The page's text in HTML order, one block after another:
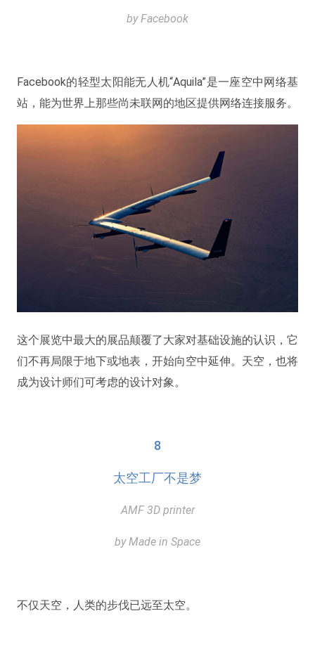
by Facebook
Facebook的轻型太阳能无人机“Aquila”是一座空中网络基
站，能为世界上那些尚未联网的地区提供网络连接服务。
这个展览中最大的展品颠覆了大家对基础设施的认识，它
们不再局限于地下或地表，开始向空中延伸。天空，也将
成为设计师们可考虑的设计对象。
8
太空工厂不是梦
AMF 3D printer
by Made in Space
不仅天空，人类的步伐已远至太空。